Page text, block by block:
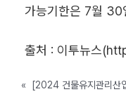
가능기한은 7월 30
출처 : 이투뉴스
«
[2024 건물유지관리산